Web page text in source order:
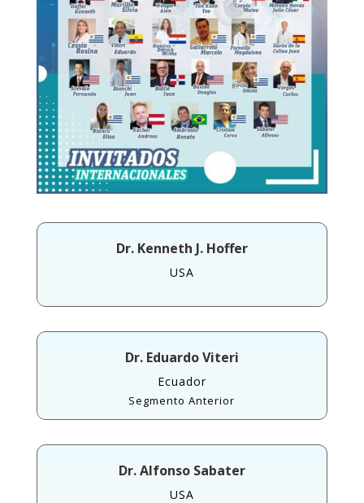
Dr. Kenneth J. Hoffer
USA
Dr. Eduardo Viteri
Ecuador
Segmento Anterior
Dr. Alfonso Sabater
USA